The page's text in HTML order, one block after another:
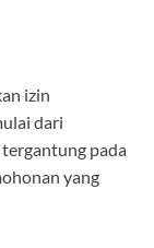
izin
dari
pada
yang